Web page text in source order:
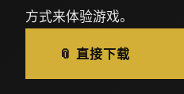
方式来体验游戏。
📎 直接下载